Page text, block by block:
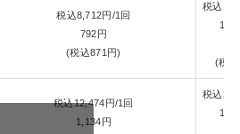
税込8,712円/1回
792円
(税込871 円)
税込
1錠
(税込
税込12,474円/1回
1,134円
税込
1錠